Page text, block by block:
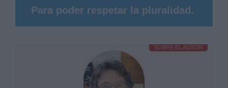
Para poder respetar la pluralidad.
SOBRE EL AUTOR